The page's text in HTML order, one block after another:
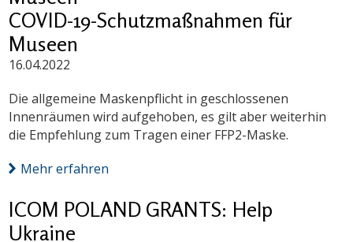
COVID-19-Schutzmaßnahmen für
Museen
16.04.2022
Die allgemeine Maskenpflicht in geschlossenen
Innenräumen wird aufgehoben, es gilt aber weiterhin
die Empfehlung zum Tragen einer FFP2-Maske.
Mehr erfahren
ICOM POLAND GRANTS: Help
Ukraine